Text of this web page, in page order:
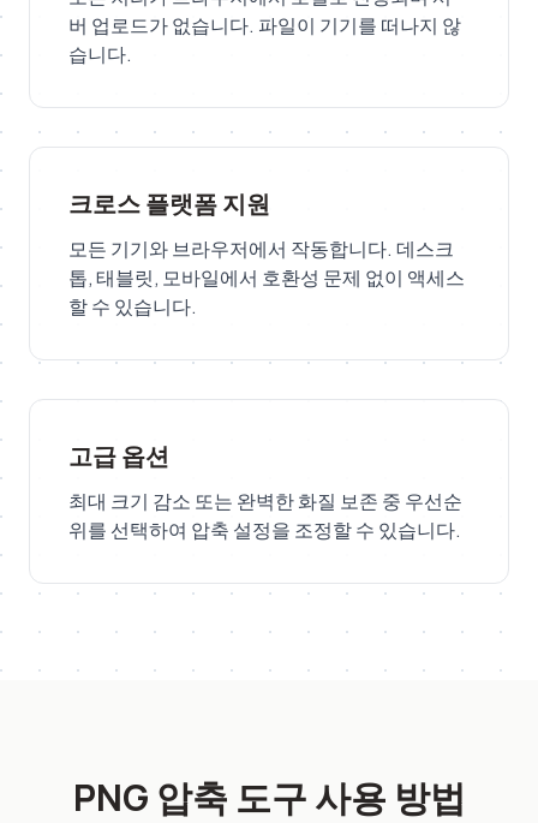
버 업로드가 없습니다. 파일이 기기를 떠나지 않
습니다.
크로스 플랫폼 지원
모든 기기와 브라우저에서 작동합니다. 데스크
톱, 태블릿, 모바일에서 호환성 문제 없이 액세스
할 수 있습니다.
고급 옵션
최대 크기 감소 또는 완벽한 화질 보존 중 우선순
위를 선택하여 압축 설정을 조정할 수 있습니다.
PNG 압축 도구 사용 방법